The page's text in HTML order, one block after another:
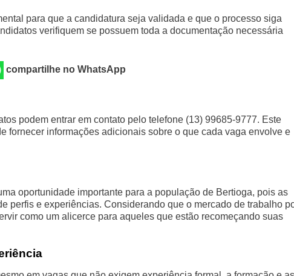
para que a candidatura seja validada e que o processo siga
verifiquem se possuem toda a documentação necessária
compartilhe no WhatsApp
podem entrar em contato pelo telefone (13) 99685-9777. Este
fornecer informações adicionais sobre o que cada vaga envolve e
oportunidade importante para a população de Bertioga, pois as
perfis e experiências. Considerando que o mercado de trabalho
como um alicerce para aqueles que estão recomeçando suas